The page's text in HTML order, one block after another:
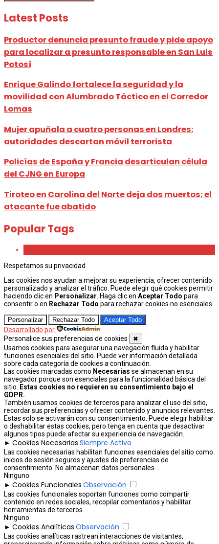
Latest Posts
Productor denuncia presunto fraude y pide apoyo
para localizar a presunto responsable en San Luis
Potosí
Enrique Galindo fortalece la seguridad y la
movilidad con Alumbrado Táctico en el Corredor
Lomas
Mujer apuñala a cuatro personas en Londres;
autoridades descartan móvil terrorista
Policías de España y Francia desarticulan célula
del CJNG en Europa
Tiroteo en Carolina del Norte deja dos muertos; el
atacante fue abatido
Popular Tags
Respetamos su privacidad
Las cookies nos ayudan a mejorar su experiencia, ofrecer contenido
personalizado y analizar el tráfico. Puede elegir qué cookies permitir
haciendo clic en Personalizar. Haga clic en Aceptar Todo para
consentir o en Rechazar Todo para rechazar cookies no esenciales.
Personalizar Rechazar Todo Aceptar Todo
Desarrollado por
Personalice sus preferencias de cookies
✖
Usamos cookies para asegurar una navegación fluida y habilitar
funciones esenciales del sitio. Puede ver información detallada
sobre cada categoría de cookies a continuación.
Las cookies marcadas como Necesarias se almacenan en su
navegador porque son esenciales para la funcionalidad básica del
sitio. Estas cookies no requieren su consentimiento bajo el
GDPR.
También usamos cookies de terceros para analizar el uso del sitio,
recordar sus preferencias y ofrecer contenido y anuncios relevantes.
Estas solo se activarán con su consentimiento. Puede elegir habilitar
o deshabilitar estas cookies, pero tenga en cuenta que desactivar
algunos tipos puede afectar su experiencia de navegación.
► Cookies Necesarias Siempre Activo
Las cookies necesarias habilitan funciones esenciales del sitio como
inicios de sesión seguros y ajustes de preferencias de
consentimiento. No almacenan datos personales.
Ninguno
► Cookies Funcionales Observación
Las cookies funcionales soportan funciones como compartir
contenido en redes sociales, recopilar comentarios y habilitar
herramientas de terceros.
Ninguno
► Cookies Analíticas Observación
Las cookies analíticas rastrean interacciones de visitantes,